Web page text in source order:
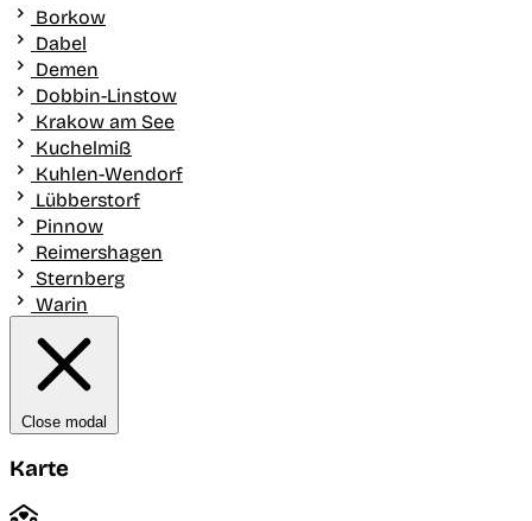
Borkow
Dabel
Demen
Dobbin-Linstow
Krakow am See
Kuchelmiß
Kuhlen-Wendorf
Lübberstorf
Pinnow
Reimershagen
Sternberg
Warin
Close modal
Karte